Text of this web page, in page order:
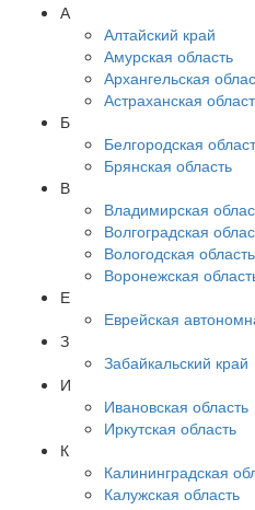
А
Алтайский край
Амурская область
Архангельская
Астраханская
Б
Белгородская
Брянская область
В
Владимирская
Волгоградская
Вологодская область
Воронежская
Е
Еврейская
З
Забайкальский край
И
Ивановская область
Иркутская область
К
Калининградская
Калужская область